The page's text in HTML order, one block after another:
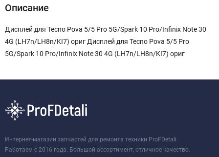
Описание
Дисплей для Tecno Pova 5/5 Pro 5G/Spark 10 Pro/Infinix Note 30
4G (LH7n/LH8n/KI7) ориг Дисплей для Tecno Pova 5/5 Pro
5G/Spark 10 Pro/Infinix Note 30 4G (LH7n/LH8n/KI7) ориг
Интернет-магазин запчастей для ремонта техники ProFDetali.
Работаем с 2016 года. Большой ассортимент, отличное качество.